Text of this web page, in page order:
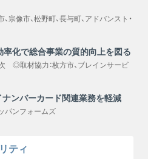
像市、松野町、長与町、アドバンスト・
化で総合事業の質的向上を図る
◎取材協力：枚方市、ブレインサービ
ンバーカード関連業務を軽減
パンフォームズ
ティ